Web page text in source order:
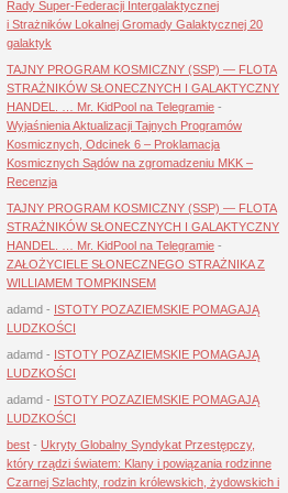
Rady Super-Federacji Intergalaktycznej
i Strażników Lokalnej Gromady Galaktycznej 20
galaktyk
TAJNY PROGRAM KOSMICZNY (SSP) — FLOTA
STRAŻNIKÓW SŁONECZNYCH I GALAKTYCZNY
HANDEL. … Mr. KidPool na Telegramie -
Wyjaśnienia Aktualizacji Tajnych Programów
Kosmicznych, Odcinek 6 – Proklamacja
Kosmicznych Sądów na zgromadzeniu MKK –
Recenzja
TAJNY PROGRAM KOSMICZNY (SSP) — FLOTA
STRAŻNIKÓW SŁONECZNYCH I GALAKTYCZNY
HANDEL. … Mr. KidPool na Telegramie -
ZAŁOŻYCIELE SŁONECZNEGO STRAŻNIKA Z
WILLIAMEM TOMPKINSEM
adamd - ISTOTY POZAZIEMSKIE POMAGAJĄ
LUDZKOŚCI
adamd - ISTOTY POZAZIEMSKIE POMAGAJĄ
LUDZKOŚCI
adamd - ISTOTY POZAZIEMSKIE POMAGAJĄ
LUDZKOŚCI
best - Ukryty Globalny Syndykat Przestępczy,
który rządzi światem: Klany i powiązania rodzinne
Czarnej Szlachty, rodzin królewskich, żydowskich i